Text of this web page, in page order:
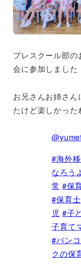
プレスクール部
会に参加しました
お兄さんお姉さ
たけど楽しかった
#海外
なろう
常 #保
#保育士
児 #子
子育て
#バン
クの保